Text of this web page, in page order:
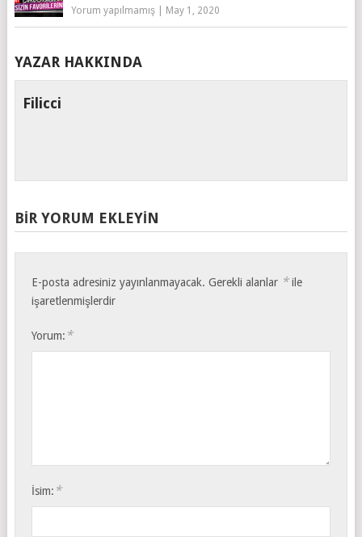
Yorum yapılmamış| May 1, 2020
YAZAR HAKKINDA
Filicci
BIR YORUM EKLEYIN
E-posta adresiniz yayınlanmayacak. Gerekli alanlar *ile
işaretlenmişlerdir
Yorum: *
İsim: *